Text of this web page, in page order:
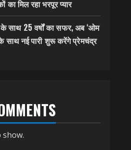
का मिल रहा भरपूर प्यार
के साथ 25 वर्षों का सफर, अब ‘ओम
साथ नई पारी शुरू करेंगे प्रेमचंद्र